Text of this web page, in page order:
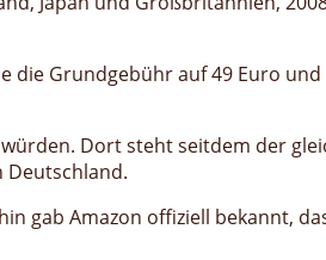
Grundgebühr auf 49 Euro
Dort steht seitdem der
Deutschland.
gab Amazon offiziell bekannt,